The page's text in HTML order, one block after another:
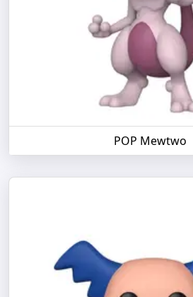
POP Mewtwo